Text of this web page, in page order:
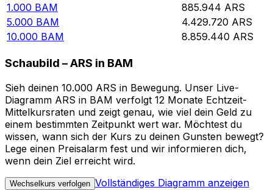
1.000 BAM 885.944 ARS
5.000 BAM 4.429.720 ARS
10.000 BAM 8.859.440 ARS
Schaubild – ARS in BAM
Sieh deinen 10.000 ARS in Bewegung. Unser Live-
Diagramm ARS in BAM verfolgt 12 Monate Echtzeit-
Mittelkursraten und zeigt genau, wie viel dein Geld zu
einem bestimmten Zeitpunkt wert war. Möchtest du
wissen, wann sich der Kurs zu deinen Gunsten bewegt?
Lege einen Preisalarm fest und wir informieren dich,
wenn dein Ziel erreicht wird.
Wechselkurs verfolgen Vollständiges Diagramm anzeigen